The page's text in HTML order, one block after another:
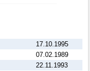
17.10.1995
07.02.1989
22.11.1993